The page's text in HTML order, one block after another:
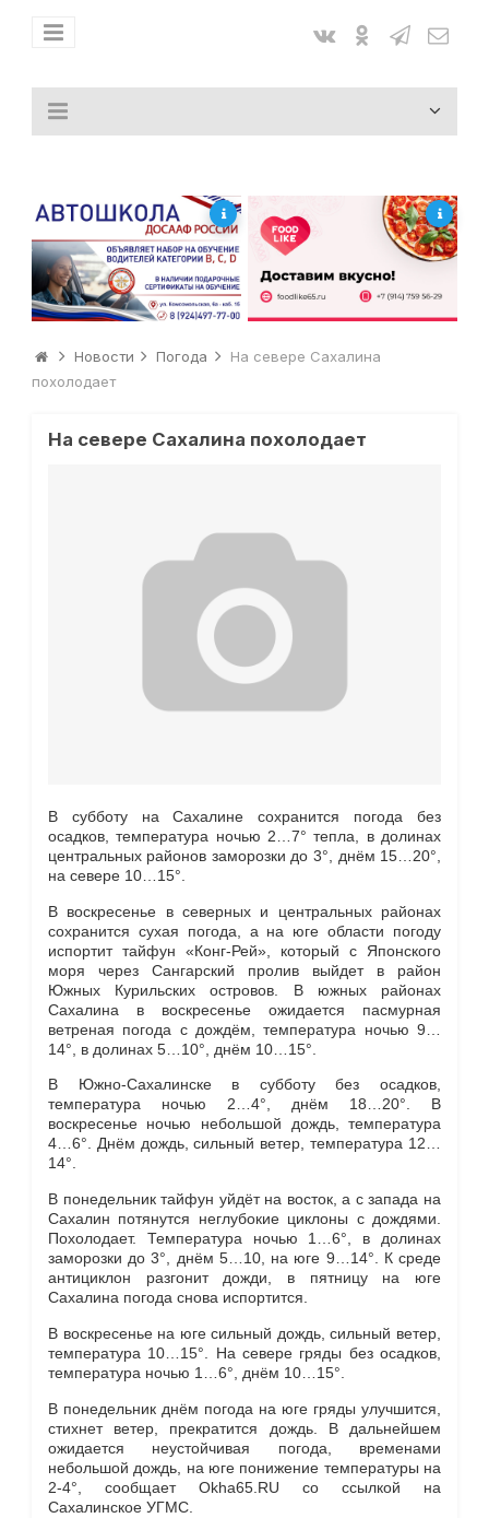
Новости Погода
На севере Сахалина
похолодает
На севере Сахалина похолодает
В субботу на Сахалине сохранится погода без
осадков, температура ночью 2…7° тепла, в долинах
центральных районов заморозки до 3°, днём 15…20°,
на севере 10…15°.
В воскресенье в северных и центральных районах
сохранится сухая погода, а на юге области погоду
испортит тайфун «Конг-Рей», который с Японского
моря через Сангарский пролив выйдет в район
Южных Курильских островов. В южных районах
Сахалина в воскресенье ожидается пасмурная
ветреная погода с дождём, температура ночью 9…
14°, в долинах 5…10°, днём 10…15°.
В Южно-Сахалинске в субботу без осадков,
температура ночью 2…4°, днём 18…20°. В
воскресенье ночью небольшой дождь, температура
4…6°. Днём дождь, сильный ветер, температура 12…
14°.
В понедельник тайфун уйдёт на восток, а с запада на
Сахалин потянутся неглубокие циклоны с дождями.
Похолодает. Температура ночью 1…6°, в долинах
заморозки до 3°, днём 5…10, на юге 9…14°. К среде
антициклон разгонит дожди, в пятницу на юге
Сахалина погода снова испортится.
В воскресенье на юге сильный дождь, сильный ветер,
температура 10…15°. На севере гряды без осадков,
температура ночью 1…6°, днём 10…15°.
В понедельник днём погода на юге гряды улучшится,
стихнет ветер, прекратится дождь. В дальнейшем
ожидается неустойчивая погода, временами
небольшой дождь, на юге понижение температуры на
2-4°, сообщает Okha65.RU со ссылкой на
Сахалинское УГМС.